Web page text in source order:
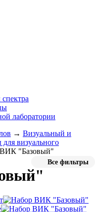
лаборатории
→ Визуальный и
визуального
"Базовый"
Все фильтры